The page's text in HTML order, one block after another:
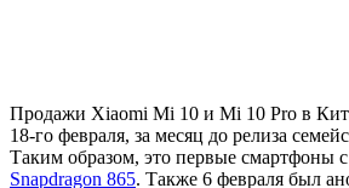
Продажи Xiaomi Mi 10 и Mi 10 Pro в
18-го февраля, за месяц до релиза
Таким образом, это первые смартфоны
Snapdragon 865. Также 6 февраля был